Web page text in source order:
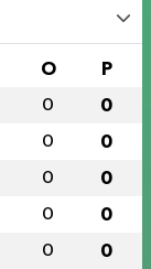
O P
0 0
0 0
0 0
0 0
0 0